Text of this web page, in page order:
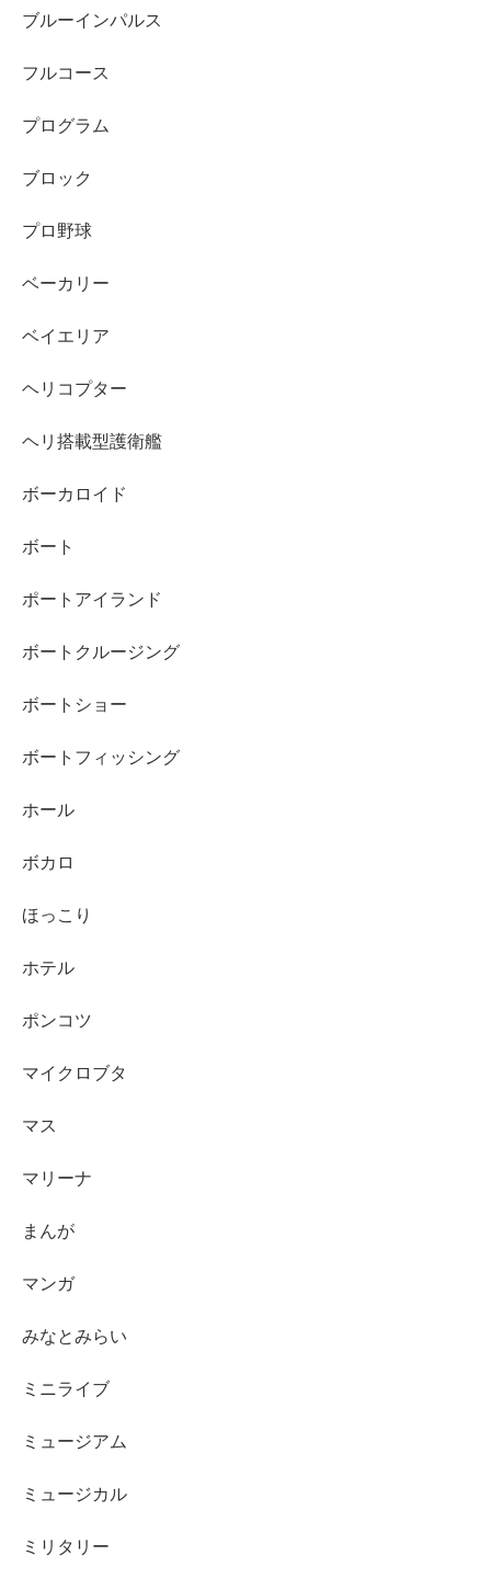
ブルーインパルス
フルコース
プログラム
ブロック
プロ野球
ベーカリー
ベイエリア
ヘリコプター
ヘリ搭載型護衛艦
ボーカロイド
ボート
ポートアイランド
ボートクルージング
ボートショー
ボートフィッシング
ホール
ボカロ
ほっこり
ホテル
ポンコツ
マイクロブタ
マス
マリーナ
まんが
マンガ
みなとみらい
ミニライブ
ミュージアム
ミュージカル
ミリタリー